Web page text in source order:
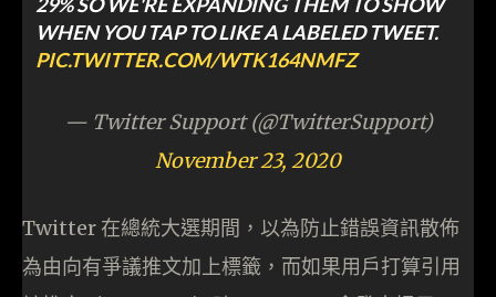
29% SO WE'RE EXPANDING THEM TO SHOW
WHEN YOU TAP TO LIKE A LABELED TWEET.
PIC.TWITTER.COM/WTK164NMFZ
— Twitter Support (@TwitterSupport)
November 23, 2020
Twitter 在總統大選期間，以為防止錯誤資訊散佈
為由向有爭議推文加上標籤，而如果用戶打算引用